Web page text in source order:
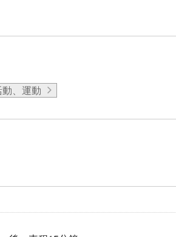
、運動